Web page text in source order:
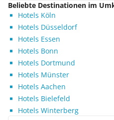
Beliebte Destinationen im
Hotels Köln
Hotels Düsseldorf
Hotels Essen
Hotels Bonn
Hotels Dortmund
Hotels Münster
Hotels Aachen
Hotels Bielefeld
Hotels Winterberg